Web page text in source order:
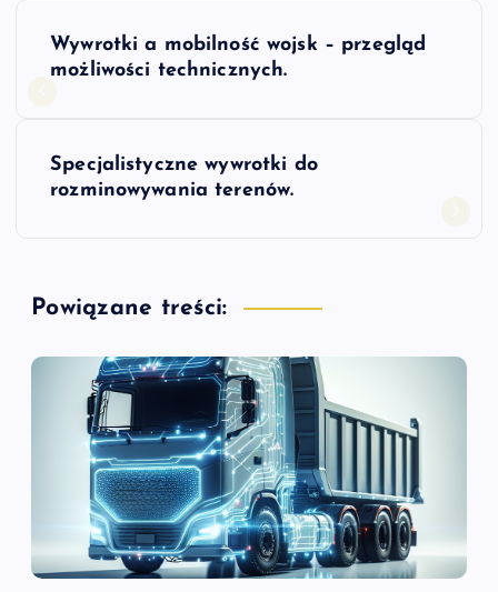
N
a
c
p
Wywrotki a mobilność wojsk – przegląd
możliwości technicznych.
Specjalistyczne wywrotki do
rozminowywania terenów.
Powiązane treści: